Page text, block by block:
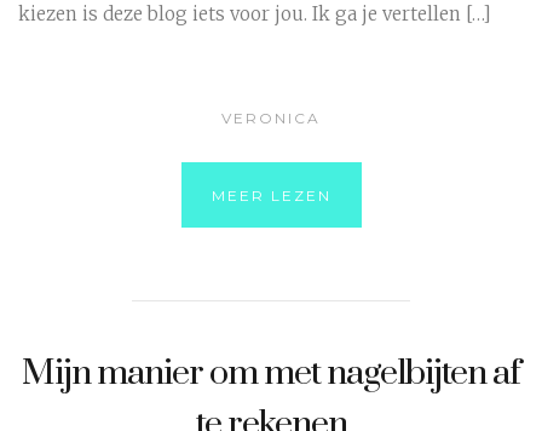
kiezen is deze blog iets voor jou. Ik ga je vertellen […]
VERONICA
MEER LEZEN
Mijn manier om met nagelbijten af